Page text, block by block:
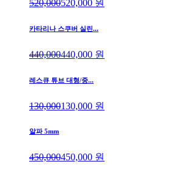
520,000520,000 원
카타리나 스쿠버 실린...
440,000440,000 원
레스큐 튜브 대형/중...
130,000130,000 원
알파 5mm
450,000450,000 원